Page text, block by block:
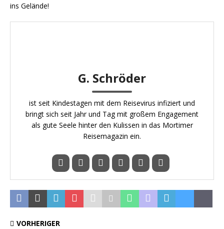
ins Gelände!
G. Schröder
ist seit Kindestagen mit dem Reisevirus infiziert und
bringt sich seit Jahr und Tag mit großem Engagement
als gute Seele hinter den Kulissen in das Mortimer
Reisemagazin ein.
VORHERIGER